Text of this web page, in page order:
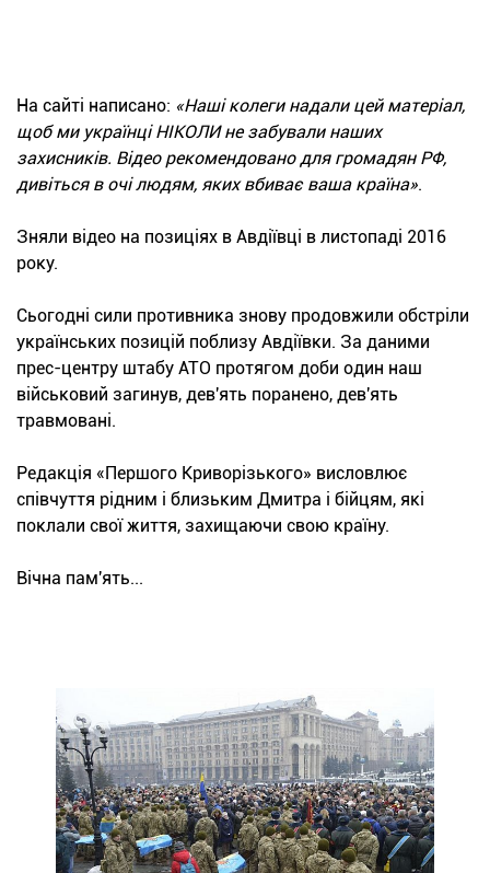
На сайті написано: «Наші колеги надали цей матеріал,
щоб ми українці НІКОЛИ не забували наших
захисників. Відео рекомендовано для громадян РФ,
дивіться в очі людям, яких вбиває ваша країна».
Зняли відео на позиціях в Авдіївці в листопаді 2016
року.
Сьогодні сили противника знову продовжили обстріли
українських позицій поблизу Авдіївки. За даними
прес-центру штабу АТО протягом доби один наш
військовий загинув, дев'ять поранено, дев'ять
травмовані.
Редакція «Першого Криворізького» висловлює
співчуття рідним і близьким Дмитра і бійцям, які
поклали свої життя, захищаючи свою країну.
Вічна пам'ять...